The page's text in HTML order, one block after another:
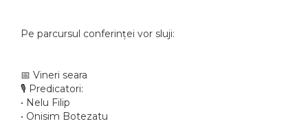
Pe parcursul conferinței vor sluji:
📅 Vineri seara
🎙️ Predicatori:
• Nelu Filip
• Onisim Botezatu